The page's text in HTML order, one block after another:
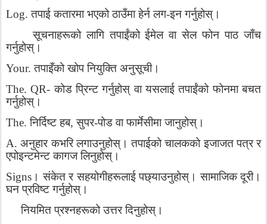
Log.तपाई कतारमा भएको ठाउँमा हेर्न लग-इन गर्नुहोस्।
सूचनाहरूको लागि तपाईंको ईमेल वा सेल फोन पाठ जाँच
गर्नुहोस्।
Your.तपाइँको खोप नियुक्ति अनुसूची।
The. QR-कोड प्रिन्ट गर्नुहोस् वा यसलाई तपाईंको फोनमा बचत
गर्नुहोस्।
The.निर्दिष्ट हब,सुपर-पोड वा फार्मेसीमा जानुहोस्।
A.अनुहार कभरि लगाउनुहोस्। तपाईको चालकको इजाजत पत्र र
एपोइन्टमेन्ट कागज लिनुहोस्।
Signs । संकेत र सहयोगीहरूलाई पछ्याउनुहोस्। सामाजिक दूरी।
घन प्रविष्ट गर्नुहोस्।
नियमित प्रश्नहरूको उत्तर दिनुहोस्।